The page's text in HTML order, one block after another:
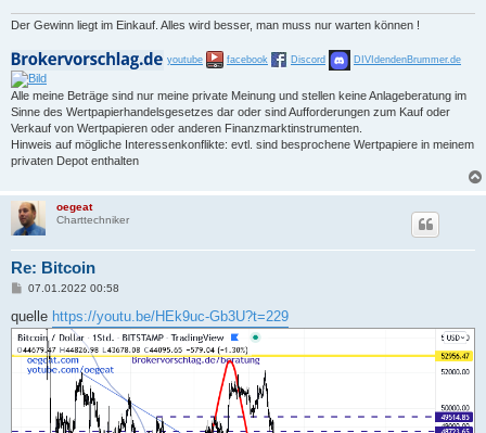
Der Gewinn liegt im Einkauf. Alles wird besser, man muss nur warten können !
youtube facebook Discord DIVIdendenBrummer.de
Alle meine Beträge sind nur meine private Meinung und stellen keine Anlageberatung im
Sinne des Wertpapierhandelsgesetzes dar oder sind Aufforderungen zum Kauf oder
Verkauf von Wertpapieren oder anderen Finanzmarktinstrumenten.
Hinweis auf mögliche Interessenkonflikte: evtl. sind besprochene Wertpapiere in meinem
privaten Depot enthalten
oegeat
Charttechniker
Re: Bitcoin
B
i
t
r
a
g
07.01.2022 00:58
quelle https://youtu.be/HEk9uc-Gb3U?t=229